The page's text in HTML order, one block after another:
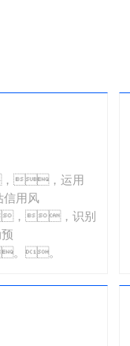
，运用
信用风
，识别
。。